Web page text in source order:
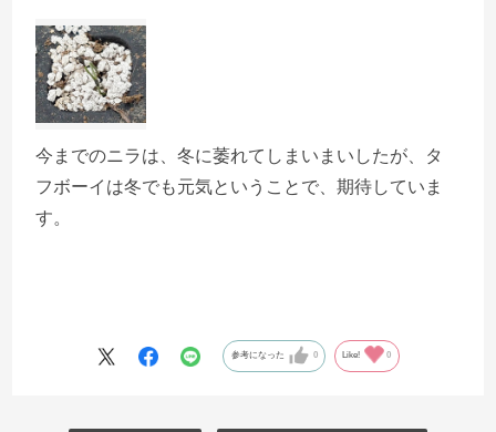
今までのニラは、冬に萎れてしまいまいしたが、タ
フボーイは冬でも元気ということで、期待していま
す。
参考になった 0 Like! 0